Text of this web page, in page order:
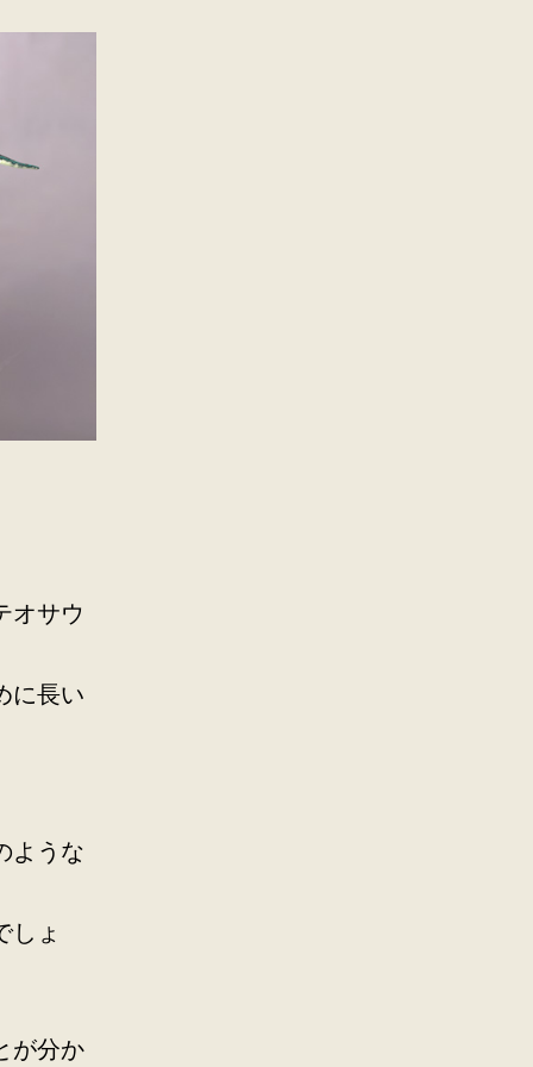
オサウ
に長い
ような
しょ
が分か